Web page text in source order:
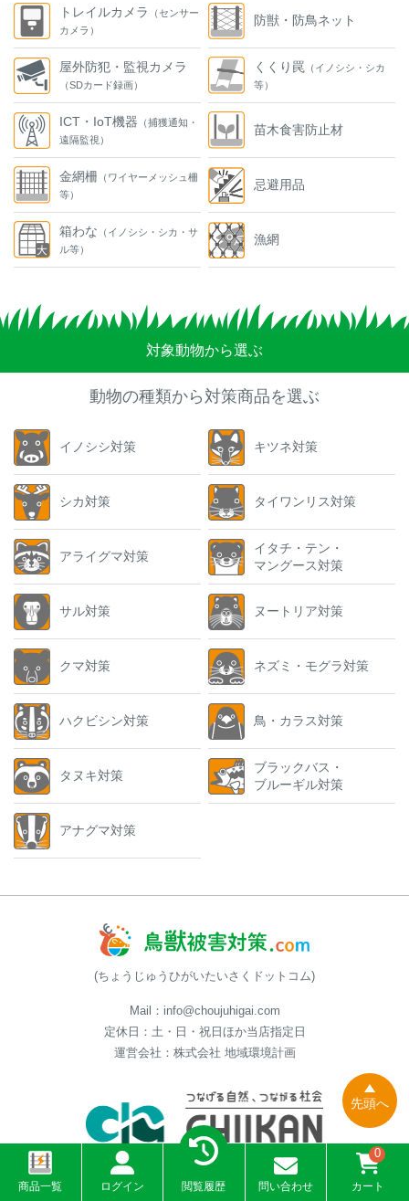
トレイルカメラ
（センサー
カメラ）
屋外防犯・監視カメラ
（SDカード録画）
ICT・IoT機器 （捕獲通知・
遠隔監視）
金網柵 （ワイヤーメッシュ柵
等）
箱わな （イノシシ・シカ・サ
ル等）
防獣・防鳥ネット
くくり罠 （イノシシ・シカ
等）
苗木食害防止材
忌避用品
漁網
対象動物から選ぶ
動物の種類から対策商品を選ぶ
イノシシ対策
シカ対策
アライグマ対策
サル対策
クマ対策
ハクビシン対策
タヌキ対策
アナグマ対策
キツネ対策
タイワンリス対策
イタチ・テン・
マングース対策
ヌートリア対策
ネズミ・モグラ対策
鳥・カラス対策
ブラックバス・
ブルーギル対策
(ちょうじゅうひがいたいさくドットコム)
Mail：info@choujuhigai.com
定休日：土・日・祝日ほか当店指定日
運営会社：株式会社 地域環境計画
商品一覧 ログイン 閲覧履歴 問い合わせ
0
カート
先頭へ